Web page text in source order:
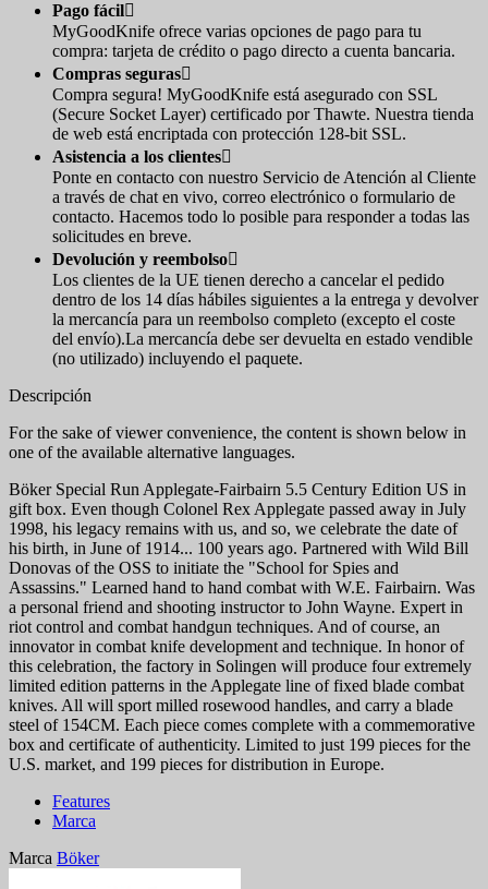
Pago fácil
MyGoodKnife ofrece varias opciones de pago para tu
compra: tarjeta de crédito o pago directo a cuenta bancaria.
Compras seguras
Compra segura! MyGoodKnife está asegurado con SSL
(Secure Socket Layer) certificado por Thawte. Nuestra tienda
de web está encriptada con protección 128-bit SSL.
Asistencia a los clientes
Ponte en contacto con nuestro Servicio de Atención al Cliente
a través de chat en vivo, correo electrónico o formulario de
contacto. Hacemos todo lo posible para responder a todas las
solicitudes en breve.
Devolución y reembolso
Los clientes de la UE tienen derecho a cancelar el pedido
dentro de los 14 días hábiles siguientes a la entrega y devolver
la mercancía para un reembolso completo (excepto el coste
del envío).La mercancía debe ser devuelta en estado vendible
(no utilizado) incluyendo el paquete.
Descripción
For the sake of viewer convenience, the content is shown below in
one of the available alternative languages.
Böker Special Run Applegate-Fairbairn 5.5 Century Edition US in
gift box. Even though Colonel Rex Applegate passed away in July
1998, his legacy remains with us, and so, we celebrate the date of
his birth, in June of 1914... 100 years ago. Partnered with Wild Bill
Donovas of the OSS to initiate the "School for Spies and
Assassins." Learned hand to hand combat with W.E. Fairbairn. Was
a personal friend and shooting instructor to John Wayne. Expert in
riot control and combat handgun techniques. And of course, an
innovator in combat knife development and technique. In honor of
this celebration, the factory in Solingen will produce four extremely
limited edition patterns in the Applegate line of fixed blade combat
knives. All will sport milled rosewood handles, and carry a blade
steel of 154CM. Each piece comes complete with a commemorative
box and certificate of authenticity. Limited to just 199 pieces for the
U.S. market, and 199 pieces for distribution in Europe.
Features
Marca
Marca Böker